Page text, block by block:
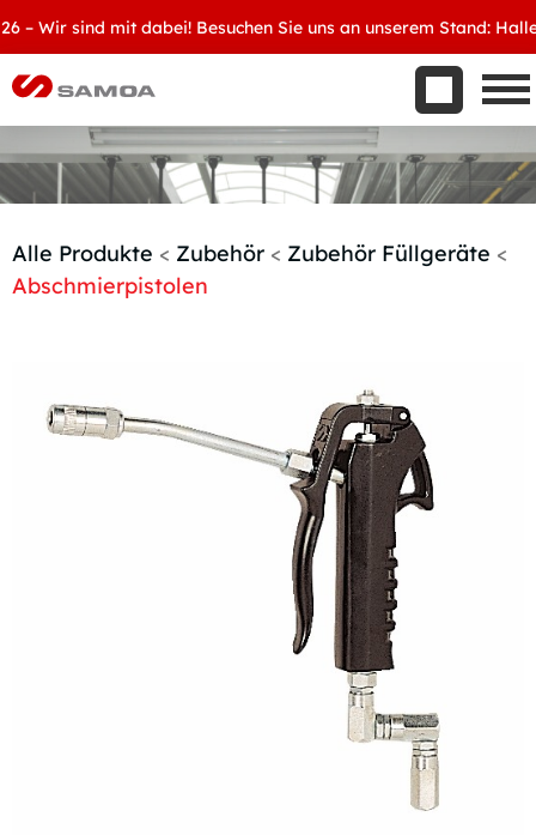
Wir sind mit dabei! Besuchen Sie uns an unserem Stand: Halle
Aktuelles
Kontakt
Handelspartner werden
Alle Produkte < Zubehör < Zubehör Füllgeräte <
Abschmierpistolen